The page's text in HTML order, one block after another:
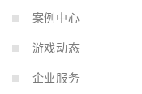
案例中心
游戏动态
企业服务